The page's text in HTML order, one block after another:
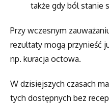
także gdy ból stanie
Przy wczesnym
rezultaty mogą przynieść
np. kuracja octowa.
W dzisiejszych czasach
tych dostępnych bez